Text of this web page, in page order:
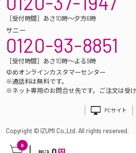
0
［受付時間］あさ10時～夕方6時
サニー
0120-93-8851
［受付時間］あさ10時～よる9時
ゆめオンラインカスタマーセンター
※通話料は無料です。
※ネット専用のお問合せ先です。ご注文は受け
PCサイト
Copyright © IZUMI Co.,Ltd. All rights reserved.